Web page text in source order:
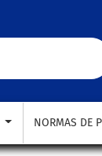
NORMAS DE